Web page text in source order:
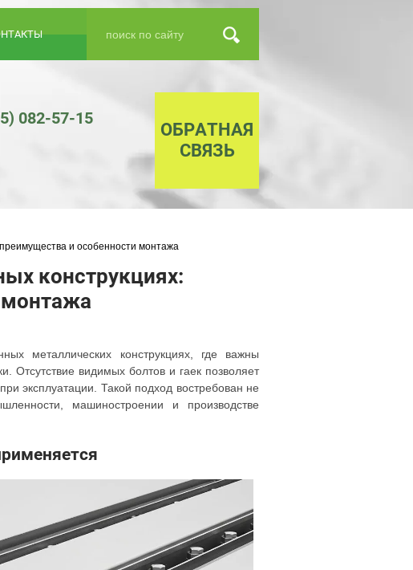
ОБРАТНАЯ
СВЯЗЬ
082-57-15
и особенности монтажа
конструкциях:
монтажа
металлических конструкциях, где важны
Отсутствие видимых болтов и гаек позволяет
эксплуатации. Такой подход востребован не
машиностроении и производстве